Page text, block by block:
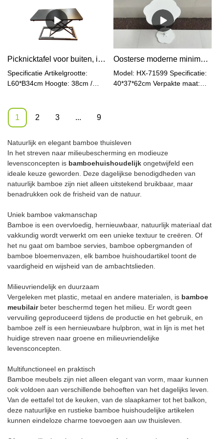
Natuurlijk en elegant bamboe thuisleven
In het streven naar milieubescherming en modieuze
levensconcepten is bamboehuishoudelijk ongetwijfeld een
ideale keuze geworden. Deze dagelijkse benodigdheden van
natuurlijk bamboe zijn niet alleen uitstekend bruikbaar, maar
benadrukken ook de frisheid van de natuur.
Uniek bamboe vakmanschap
Bamboe is een overvloedig, hernieuwbaar, natuurlijk materiaal dat
vakkundig wordt verwerkt om een ​​unieke textuur te creëren. Of
het nu gaat om bamboe servies, bamboe opbergmanden of
bamboe bloemenvazen, elk bamboe huishoudartikel toont de
vaardigheid en wijsheid van de ambachtslieden.
Milieuvriendelijk en duurzaam
Vergeleken met plastic, metaal en andere materialen, is bamboe
meubilairbeter beschermd tegen het milieu. Er wordt geen
vervuiling geproduceerd tijdens de productie en het gebruik, en
bamboe zelf is een hernieuwbare hulpbron, wat in lijn is met het
huidige streven naar groene en milieuvriendelijke
levensconcepten.
Multifunctioneel en praktisch
Bamboe meubels zijn niet alleen elegant van vorm, maar kunnen
ook voldoen aan verschillende behoeften van het dagelijks leven.
Van de eettafel tot de keuken, van de slaapkamer tot het balkon,
deze natuurlijke en rustieke bamboe huishoudelijke artikelen
kunnen eindeloze charme toevoegen aan uw thuisleven.
eetkamer, keuken, slaapzaal,
school (originele bamboe
houtkleur) Model: HX-73119
Specificatie: Artikelgrootte:
Nettogewicht: 1,7 kg Plaat:
28*28*1,5cm Materiaal:
Bamboe + Kunststof Rotan
Picknicktafel voor buiten, ideaal voor kamperen, strand, leuke cadeaus voor iedereen
Specificatie Artikelgrootte:
L60*B34cm Hoogte: 38cm /
Nettogewicht: 4,2 kg
Brutogewicht: 5,2 kg Materiaal:
Kleur: Natuurlijk / Zwart
Verstelbaar: Ja
Oosterse moderne minimalistische stijl ijzeren houten bank bijzettafel
Model: HX-71599 Specificatie:
40*37*62cm Verpakte maat:
1 2 3 ... 9